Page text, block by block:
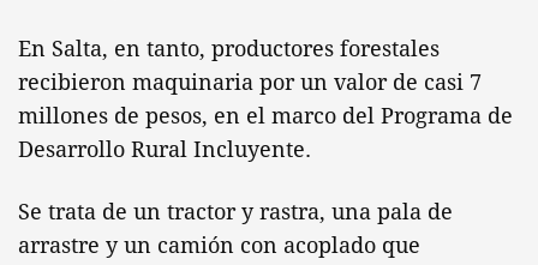
En Salta, en tanto, productores forestales
recibieron maquinaria por un valor de casi 7
millones de pesos, en el marco del Programa de
Desarrollo Rural Incluyente.
Se trata de un tractor y rastra, una pala de
arrastre y un camión con acoplado que